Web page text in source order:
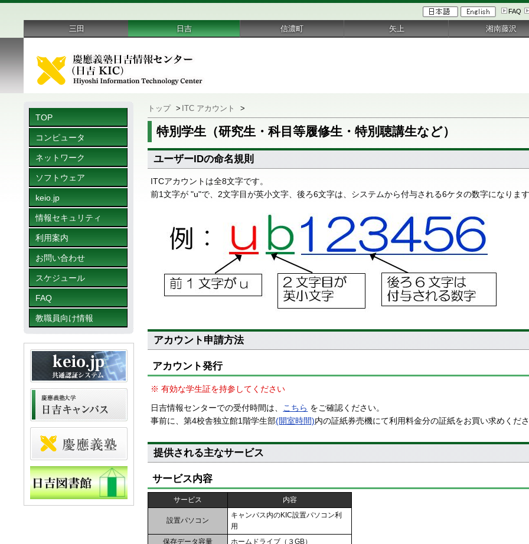
FAQ
TOP
コンピュータ
ネットワーク
ソフトウェア
keio.jp
情報セキュリティ
利用案内
お問い合わせ
スケジュール
FAQ
教職員向け情報
トップ > ITC アカウント >
特別学生（研究生・科目等履修生・特別聴講生など）
ユーザーIDの命名規則
ITCアカウントは全8文字です。
前1文字が "u"で、2文字目が英小文字、後ろ6文字は、システムから付与される6ケタの数字になりま
アカウント申請方法
アカウント発行
※ 有効な学生証を持参してください
日吉情報センターでの受付時間は、
こちら をご確認ください。
事前に、第4校舎独立館1階学生部(開室時間)内の証紙券売機にて利用料金分の証紙をお買い求めくだ
提供される主なサービス
サービス内容
サービス 内容
設置パソコン
キャンパス内のKIC設置パソコン利
用
保存データ容量
ホームドライブ（３GB）
三田 日吉 信濃町 矢上 湘南藤沢